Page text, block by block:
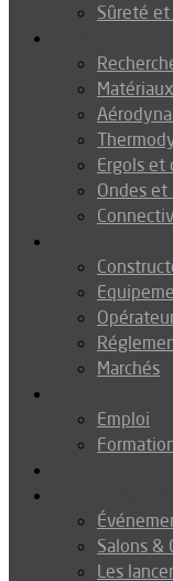
Sûreté
Matériaux
Ergols et
Ondes et
Marchés
Emploi
Salons &
Les